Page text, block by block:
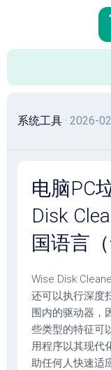
容
系统工具 · 2026-
电脑PC
Disk
国语言
Wise Disk
还可以执行深度
围内的驱动器，
些类型的特征可
用程序以其现代
助任何人快速适